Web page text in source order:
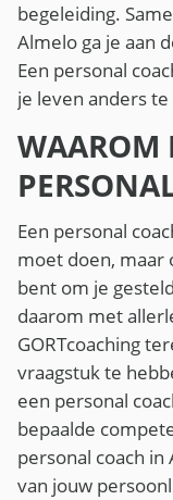
begeleiding.
Almelo ga je aan
Een personal
je leven anders
WAAROM
Een personal
moet doen, maar
bent om je
daarom met
GORTcoaching
vraagstuk te
een personal
bepaalde
personal coach
van jouw